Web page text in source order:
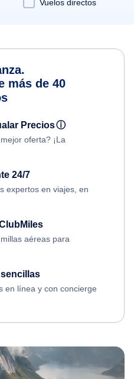
Vuelos directos
más de 40
Preciosⓘ
oferta? ¡La
24/7
expertos en viajes, en
aéreas para
en línea y con concierge